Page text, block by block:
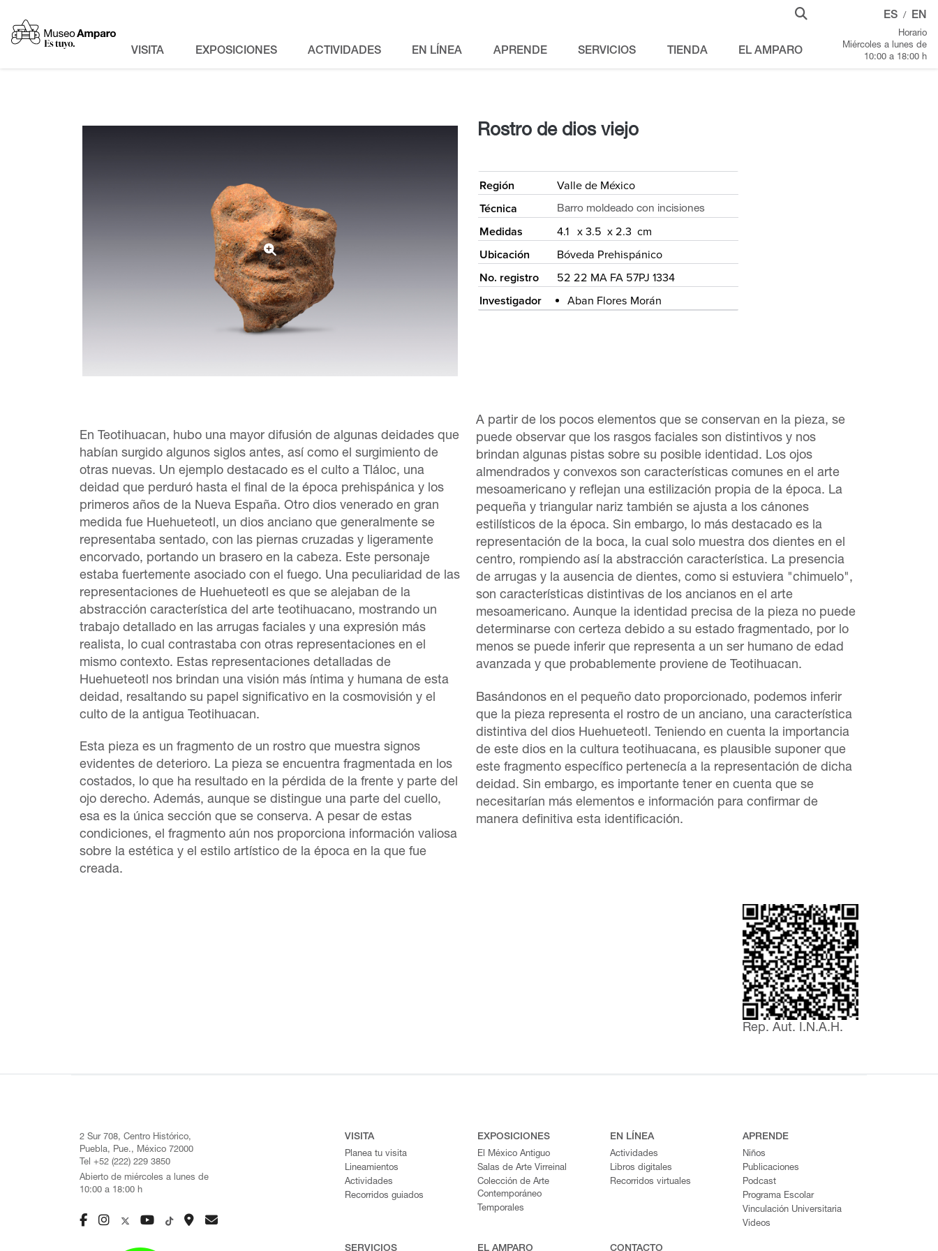
VISITA EXPOSICIONES ACTIVIDADES EN LÍNEA APRENDE SERVICIOS TIENDA EL AMPARO
ES / EN
Horario
Miércoles a lunes de
10:00 a 18:00 h
Rostro de dios viejo
Región
Valle de México
Técnica
Barro moldeado con incisiones
Medidas
4.1 x 3.5 x 2.3 cm
Ubicación
Bóveda Prehispánico
No. registro
52 22 MA FA 57PJ 1334
Investigador
Aban Flores Morán
En Teotihuacan, hubo una mayor difusión de algunas deidades que
habían surgido algunos siglos antes, así como el surgimiento de
otras nuevas. Un ejemplo destacado es el culto a Tláloc, una
deidad que perduró hasta el final de la época prehispánica y los
primeros años de la Nueva España. Otro dios venerado en gran
medida fue Huehueteotl, un dios anciano que generalmente se
representaba sentado, con las piernas cruzadas y ligeramente
encorvado, portando un brasero en la cabeza. Este personaje
estaba fuertemente asociado con el fuego. Una peculiaridad de las
representaciones de Huehueteotl es que se alejaban de la
abstracción característica del arte teotihuacano, mostrando un
trabajo detallado en las arrugas faciales y una expresión más
realista, lo cual contrastaba con otras representaciones en el
mismo contexto. Estas representaciones detalladas de
Huehueteotl nos brindan una visión más íntima y humana de esta
deidad, resaltando su papel significativo en la cosmovisión y el
culto de la antigua Teotihuacan.
Esta pieza es un fragmento de un rostro que muestra signos
evidentes de deterioro. La pieza se encuentra fragmentada en los
costados, lo que ha resultado en la pérdida de la frente y parte del
ojo derecho. Además, aunque se distingue una parte del cuello,
esa es la única sección que se conserva. A pesar de estas
condiciones, el fragmento aún nos proporciona información valiosa
sobre la estética y el estilo artístico de la época en la que fue
creada.
A partir de los pocos elementos que se conservan en la pieza, se
puede observar que los rasgos faciales son distintivos y nos
brindan algunas pistas sobre su posible identidad. Los ojos
almendrados y convexos son características comunes en el arte
mesoamericano y reflejan una estilización propia de la época. La
pequeña y triangular nariz también se ajusta a los cánones
estilísticos de la época. Sin embargo, lo más destacado es la
representación de la boca, la cual solo muestra dos dientes en el
centro, rompiendo así la abstracción característica. La presencia
de arrugas y la ausencia de dientes, como si estuviera "chimuelo",
son características distintivas de los ancianos en el arte
mesoamericano. Aunque la identidad precisa de la pieza no puede
determinarse con certeza debido a su estado fragmentado, por lo
menos se puede inferir que representa a un ser humano de edad
avanzada y que probablemente proviene de Teotihuacan.
Basándonos en el pequeño dato proporcionado, podemos inferir
que la pieza representa el rostro de un anciano, una característica
distintiva del dios Huehueteotl. Teniendo en cuenta la importancia
de este dios en la cultura teotihuacana, es plausible suponer que
este fragmento específico pertenecía a la representación de dicha
deidad. Sin embargo, es importante tener en cuenta que se
necesitarían más elementos e información para confirmar de
manera definitiva esta identificación.
Rep. Aut. I.N.A.H.
2 Sur 708, Centro Histórico,
Puebla, Pue., México 72000
Tel +52 (222) 229 3850
Abierto de miércoles a lunes de
10:00 a 18:00 h
VISITA
Planea tu visita
Lineamientos
Actividades
Recorridos guiados
EXPOSICIONES
El México Antiguo
Salas de Arte Virreinal
Colección de Arte
Contemporáneo
Temporales
EN LÍNEA
Actividades
Libros digitales
Recorridos virtuales
APRENDE
Niños
Publicaciones
Podcast
Programa Escolar
Vinculación Universitaria
Videos
SERVICIOS EL AMPARO CONTACTO